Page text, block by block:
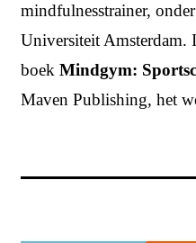
mindfulnesstrainer,
Universiteit Amsterdam.
boek Mindgym:
Maven Publishing, het